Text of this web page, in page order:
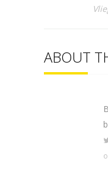
ABOUT